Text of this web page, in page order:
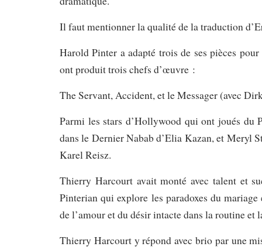
Il faut mentionner la qualité de la traduction
Harold Pinter a adapté trois de ses pièces
ont produit trois chefs d’œuvre :
The Servant, Accident, et le Messager (avec
Parmi les stars d’Hollywood qui ont joués
dans le Dernier Nabab d’Elia Kazan, et Meryl
Karel Reisz.
Thierry Harcourt avait monté avec talent et
Pinterian qui explore les paradoxes du
de l’amour et du désir intacte dans la routine
Thierry Harcourt y répond avec brio par une